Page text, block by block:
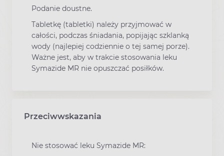
Podanie doustne.
Tabletkę (tabletki) należy przyjmować w
całości, podczas śniadania, popijając szklanką
wody (najlepiej codziennie o tej samej porze).
Ważne jest, aby w trakcie stosowania leku
Symazide MR nie opuszczać posiłków.
Przeciwwskazania
Nie stosować leku Symazide MR: